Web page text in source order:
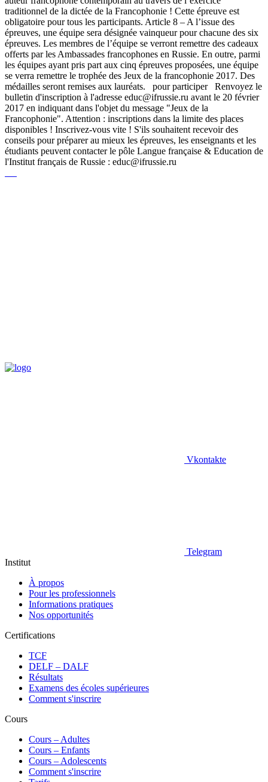
traditionnel de la dictée de la Francophonie ! Cette épreuve est
obligatoire pour tous les participants. Article 8 – A l’issue des
épreuves, une équipe sera désignée vainqueur pour chacune des six
épreuves. Les membres de l’équipe se verront remettre des cadeaux
offerts par les Ambassades francophones en Russie. En outre, parmi
les équipes ayant pris part aux cinq épreuves proposées, une équipe
se verra remettre le trophée des Jeux de la francophonie 2017. Des
médailles seront remises aux lauréats. pour participer Renvoyez le
bulletin d'inscription à l'adresse educ@ifrussie.ru avant le 20 février
2017 en indiquant dans l'objet du message "Jeux de la
Francophonie". Attention : inscriptions dans la limite des places
disponibles ! Inscrivez-vous vite ! S'ils souhaitent recevoir des
conseils pour préparer au mieux les épreuves, les enseignants et les
étudiants peuvent contacter le pôle Langue française & Education de
l'Institut français de Russie : educ@ifrussie.ru
Vkontakte
Telegram
Institut
À propos
Pour les professionnels
Informations pratiques
Nos opportunités
Certifications
TCF
DELF – DALF
Résultats
Examens des écoles supérieures
Comment s'inscrire
Cours
Сours – Adultes
Cours – Enfants
Cours – Adolescents
Comment s'inscrire